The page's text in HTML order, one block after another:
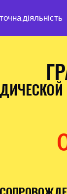
діяльність